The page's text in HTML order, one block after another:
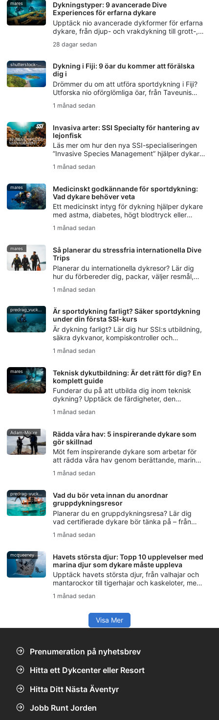
mares
Dykningstyper: 9 avancerade Dive
Experiences för erfarna dykare
Upptäck nio avancerade dykformer för erfarna
dykare, från djup- och vrakdykning till grott-,
undervattensfotografering.
28 dagar sedan
shutterstock-bell-davey-photography
Dykning i Fiji: 9 öar du kommer att förälska
dig i
Drömmer du om att utföra sportdykning i Fiji?
Utforska nio oförglömliga öar, från Taveunis
mjuka korallträdgårdar till Beqas
världsberömda dyk med tjurhajar.
1 månad sedan
Invasiva arter: SSI Specialty för hantering av
lejonfisk
Läs mer om hur den nya SSI-specialiseringen
”Invasive Species Management” hjälper dykare
att förstå invasiva arter, hantera lejonfisk på ett
ansvarsfullt sätt och skydda lokala ekosystem.
1 månad sedan
mares
Medicinskt godkännande för sportdykning:
Vad dykare behöver veta
Ett medicinskt intyg för dykning hjälper dykare
med astma, diabetes, högt blodtryck eller
andra befintliga sjukdomar att planera säkrare
dyk.
1 månad sedan
mares
Så planerar du stressfria internationella Dive
Trips
Planerar du internationella dykresor? Lär dig
hur du förbereder dig, packar, väljer resmål,
hanterar logistiken och undviker vanliga
misstag för en stressfri dykresa.
1 månad sedan
predrag_vuckovic
Är sportdykning farligt? Säker sportdykning
under din första SSI-kurs
Är dykning farligt? Lär dig hur SSI:s utbildning,
säkra dykvanor, kompiskontroller och
DiveAssure-försäkring hjälper nya dykare att
känna sig väl förberedda.
1 månad sedan
mares
Teknisk dykutbildning: Är det rätt för dig? En
komplett guide
Funderar du på att utbilda dig inom teknisk
dykning? Upptäck de färdigheter, den
utrustning och de säkerhetsgrunder du
behöver, samt hur SSI:s Extended Range-
1 månad sedan
Adam-Moore
Rädda våra hav: 5 inspirerande dykare som
gör skillnad
Möt fem inspirerande dykare som arbetar för
att rädda våra hav genom berättande, marin
bevarande, fridykning, havsskydd och SSI Blue
Oceans-initiativet.
1 månad sedan
predrag-vuckovic
Vad du bör veta innan du anordnar
gruppdykningsresor
Planerar du en gruppdykningsresa? Lär dig
vad certifierade dykare bör tänka på – från
färdighetsnivåer och logistik till
säkerhetsplanering och kommunikation.
1 månad sedan
mcqueeney
Havets största djur: Topp 10 upplevelser med
marina djur som dykare måste uppleva
Upptäck havets största djur, från valhajar och
mantarockor till tigerhajar och kaskeloter, med
tips för säkra och respektfulla upplevelser av
det marina livet.
1 månad sedan
Visa Mer
Prenumeration på nyhetsbrev
Hitta ett Dykcenter eller Resort
Hitta Ditt Nästa Äventyr
Jobb Runt Jorden